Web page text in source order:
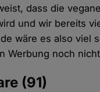
dass die
und wir bereits
wäre es also viel
Werbung noch
(91)